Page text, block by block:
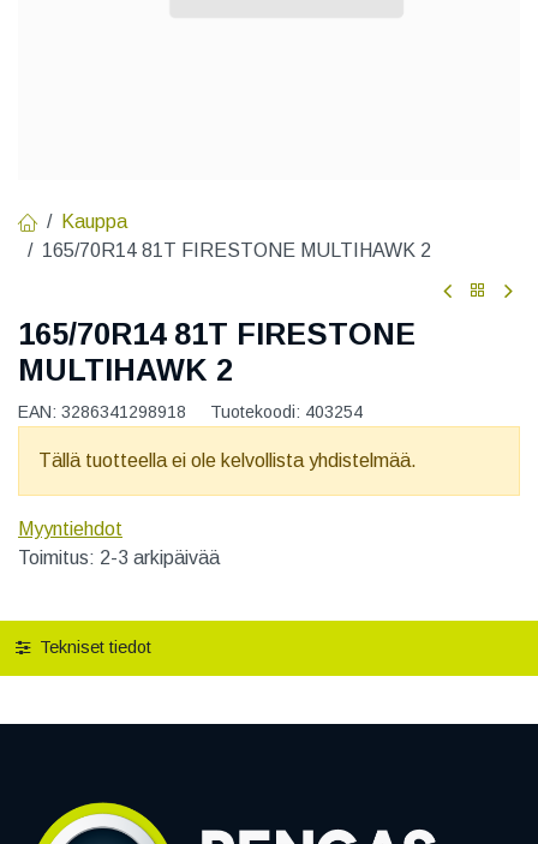
Kauppa
165/70R14 81T FIRESTONE MULTIHAWK 2
165/70R14 81T FIRESTONE
MULTIHAWK 2
EAN: 3286341298918 Tuotekoodi: 403254
Tällä tuotteella ei ole kelvollista yhdistelmää.
Myyntiehdot
Toimitus: 2-3 arkipäivää
Tekniset tiedot